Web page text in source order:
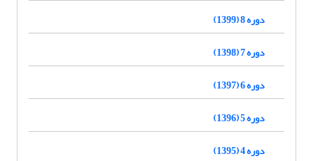
دوره 8 (1399)
دوره 7 (1398)
دوره 6 (1397)
دوره 5 (1396)
دوره 4 (1395)